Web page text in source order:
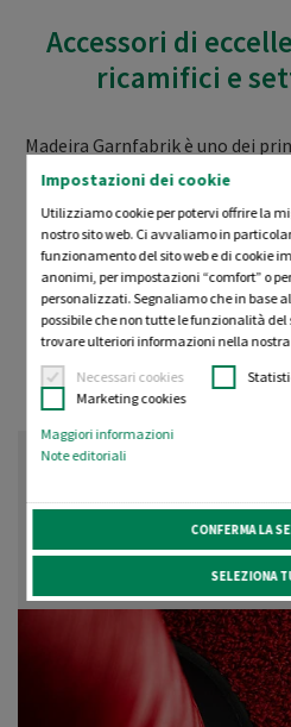
Impostazioni dei cookie
Utilizziamo cookie per potervi offrire la
nostro sito web. Ci avvaliamo in
funzionamento del sito web e di cookie
anonimi, per impostazioni “comfort” o
personalizzati. Segnaliamo che in base
possibile che non tutte le funzionalità del
trovare ulteriori informazioni nella
Necessari cookies
Marketing cookies
Maggiori informazioni
Note editoriali
CONFERMA LA
SELEZIONA
Accessori di
ricamifici e
Madeira Garnfabrik è uno dei
mondo e il partner di
accessori da ricamo di qualità.
aziendale centenaria,
rinomati, ottimizzati per
multi-ago. Apprezzati da
professionali, siamo a vostra
servizi e
Chenille 12 — Filo
riciclato per